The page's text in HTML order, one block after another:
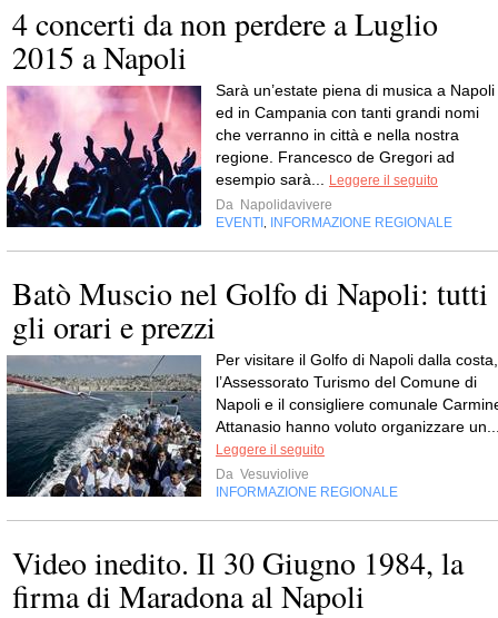
4 concerti da non perdere a Luglio
2015 a Napoli
Sarà un’estate piena di musica a Napoli
ed in Campania con tanti grandi nomi
che verranno in città e nella nostra
regione. Francesco de Gregori ad
esempio sarà...
Leggere il seguito
Da Napolidavivere
EVENTI INFORMAZIONE REGIONALE
Batò Muscio nel Golfo di Napoli: tutti
gli orari e prezzi
Per visitare il Golfo di Napoli dalla costa,
l’Assessorato Turismo del Comune di
Napoli e il consigliere comunale
Attanasio hanno voluto organizzare
Leggere il seguito
Da Vesuviolive
INFORMAZIONE REGIONALE
Video inedito. Il 30 Giugno 1984, la
firma di Maradona al Napoli